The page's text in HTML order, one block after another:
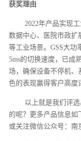
获奖理由
2022年产品实现
数据中心、医院市政扩
等工业场景。GSS大功
5ms的切换速度，已成
场，确保设备不停机、
色的表现赢得客户高度
以上就是我们评
的呢？更多产品信息
或关注微信公众号：南